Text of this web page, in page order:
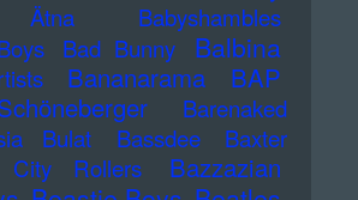
Ätna
Babyshambles
Bad Bunny Balbina
Bananarama
BAP
Barenaked
Bulat Bassdee
Baxter
City Rollers Bazzazian